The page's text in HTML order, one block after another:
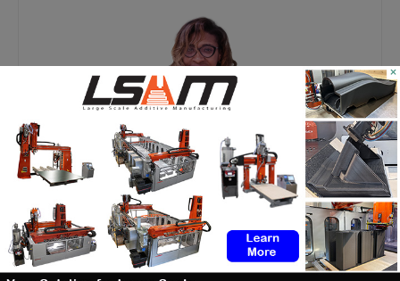
https://additive-talks.com/
RELATED ARTICLES MORE FROM AUTHOR
×